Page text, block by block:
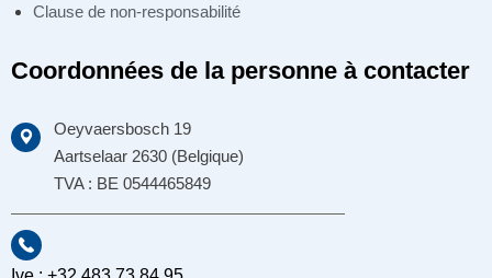
Clause de non-responsabilité
Coordonnées de la personne à contacter
Oeyvaersbosch 19
Aartselaar 2630 (Belgique)
TVA : BE 0544465849